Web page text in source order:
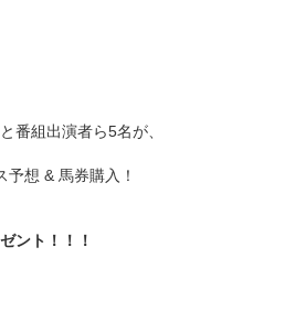
番組出演者ら5名が、
想 & 馬券購入！
ント！！！